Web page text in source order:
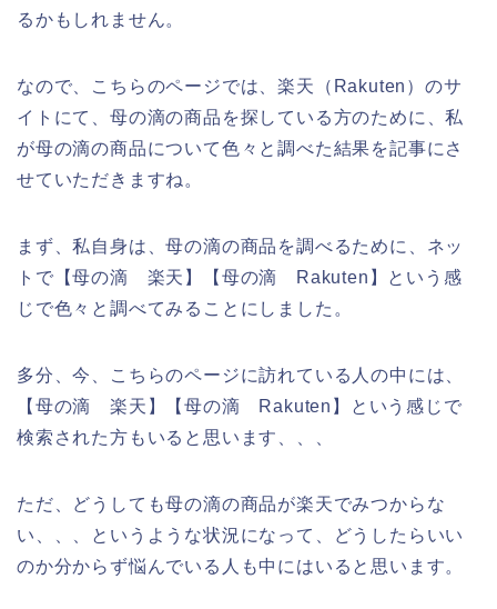
るかもしれません。
なので、こちらのページでは、楽天（Rakuten）のサ
イトにて、母の滴の商品を探している方のために、私
が母の滴の商品について色々と調べた結果を記事にさ
せていただきますね。
まず、私自身は、母の滴の商品を調べるために、ネッ
トで【母の滴 楽天】【母の滴 Rakuten】という感
じで色々と調べてみることにしました。
多分、今、こちらのページに訪れている人の中には、
【母の滴 楽天】【母の滴 Rakuten】という感じで
検索された方もいると思います、、、
ただ、どうしても母の滴の商品が楽天でみつからな
い、、、というような状況になって、どうしたらいい
のか分からず悩んでいる人も中にはいると思います。